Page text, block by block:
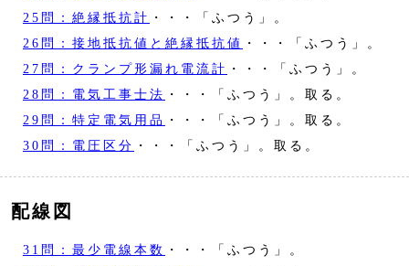
25問：絶縁抵抗計 ・・・「ふつう」。
26問：接地抵抗値と絶縁抵抗値
・・・「ふつう」。
27問：クランプ形漏れ電流計 ・・・「ふつう」。
28問：電気工事士法 ・・・「ふつう」。取る。
29問：特定電気用品
・・・「ふつう」。取る。
30問：電圧区分 ・・・「ふつう」。取る。
配線図
31問：最少電線本数
・・・「ふつう」。